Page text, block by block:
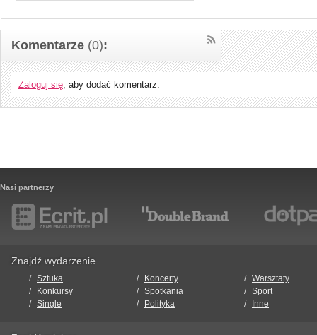
Komentarze (0):
Zaloguj się, aby dodać komentarz.
Nasi partnerzy
Znajdź wydarzenie
Sztuka Koncerty
Warsztaty
Konkursy
Spotkania
Sport
Single
Polityka Inne